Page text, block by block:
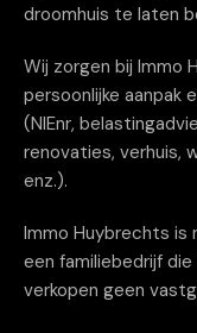
droomhuis te laten
Wij zorgen bij Immo
persoonlijke aanpak
(NIEnr,
renovaties, verhuis,
enz.).
Immo Huybrechts is
een familiebedrijf
verkopen geen